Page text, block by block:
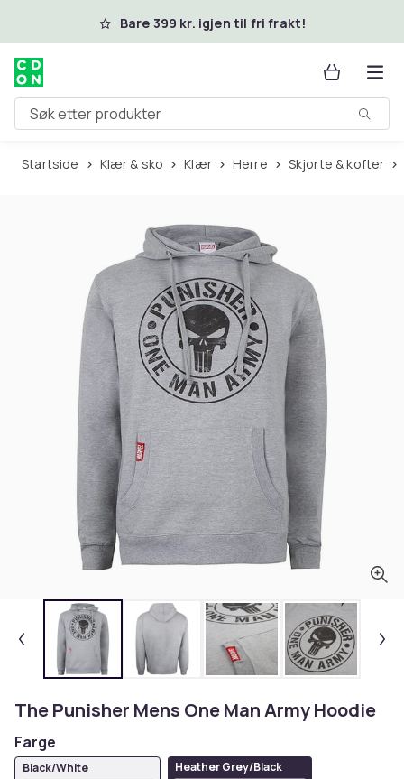
Hopp til hovedinnholdBare 399 kr. igjen til fri frakt!
Søk etter produkter
Startside Klær & sko Klær Herre Skjorte & kofter
The Punisher Mens One Man Army Hoodie
Farge
Black/White
Heather Grey/Black